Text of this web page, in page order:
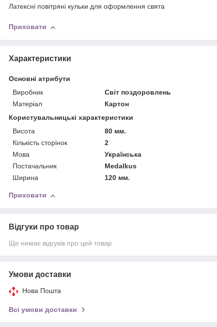
Латексні повітряні кульки для оформлення свята
Приховати
Характеристики
Основні атрибути
Виробник
Світ поздоровлень
Матеріал
Картон
Користувальницькі характеристики
Висота
80 мм.
Кількість сторінок
2
Мова
Українська
Постачальник
Medalkus
Ширина
120 мм.
Приховати
Відгуки про товар
Ще немає відгуків про цей товар
Умови доставки
Нова Пошта
Всі умови доставки